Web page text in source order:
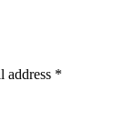
address *